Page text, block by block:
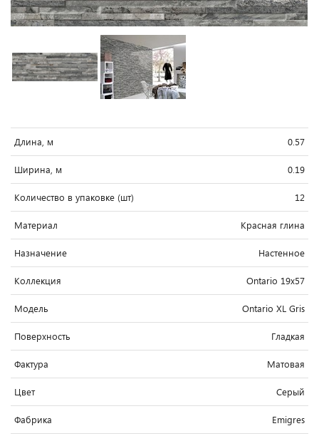
Длина, м 0.57
Ширина, м 0.19
Количество в упаковке (шт) 12
Материал Красная глина
Назначение Настенное
Коллекция Ontario 19x57
Модель Ontario XL Gris
Поверхность Гладкая
Фактура Матовая
Цвет Серый
Фабрика Emigres